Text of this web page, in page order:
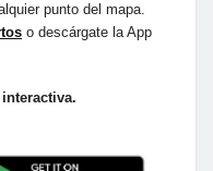
punto del mapa.
o descárgate la App